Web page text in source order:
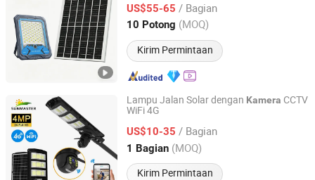
Dinding IP66 Tahan Air Lampu Banjir
Taman
US$55-65 / Bagian
10 Potong (MOQ)
Kirim Permintaan
Sichuan, China Harga mulai 2025
Lampu Jalan Solar dengan Kamera CCTV
WiFi 4G
US$10-35 / Bagian
1 Bagian (MOQ)
Kirim Permintaan
Jinhua SunMaster Solar Co., Ltd.
Zhejiang, China Harga mulai 2008